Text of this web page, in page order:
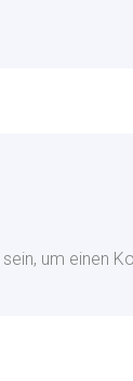
sein, um einen